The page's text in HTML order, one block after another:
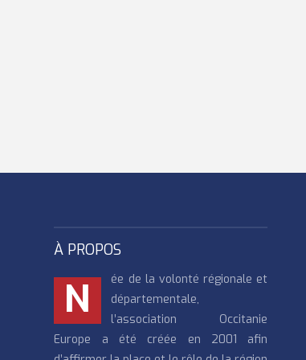
À PROPOS
N
ée de la volonté régionale et
départementale,
l’association Occitanie
Europe a été créée en 2001 afin